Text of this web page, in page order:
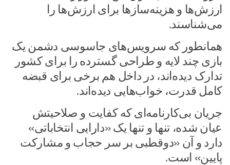
ارزش‌ها و هزینه‌ساز‌ها برای ارزش‌ها را
می‌شناسند.
همانطور که سرویس‌های جاسوسی دشمن یک
بازی چند لایه و طراحی گسترده را برای کشور
تدارک دیده‌اند، در داخل هم برخی برای قبضه
کامل قدرت، خواب‌هایی دیده‌اند.
جریان بی‌کارنامه‌ای که کفایت و صلاحیتش
عیان شده، تنها و تنها یک «دارایی انتخاباتی»
دارد و آن «دوقطبی بر سر حجاب و مشارکت
پایین» است.